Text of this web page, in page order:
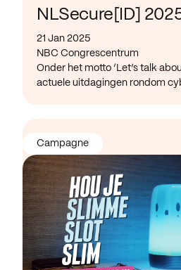
NLSecure[ID]
21 Jan 2025
NBC Congrescentrum
Onder het motto ‘Let’s talk
actuele uitdagingen rondom
Campagne